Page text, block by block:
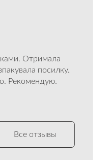
Отримала
посилку.
Рекомендую.
Все отзывы